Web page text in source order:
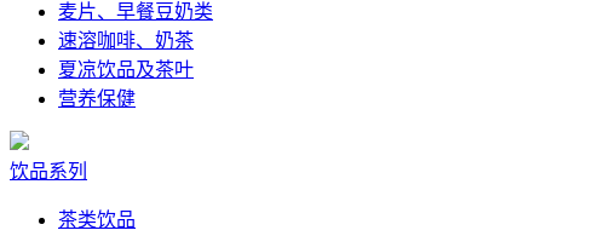
麦片、早餐豆奶类
速溶咖啡、奶茶
夏凉饮品及茶叶
营养保健
饮品系列
茶类饮品